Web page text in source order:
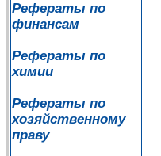
Рефераты по
финансам
Рефераты по
химии
Рефераты по
хозяйственному
праву